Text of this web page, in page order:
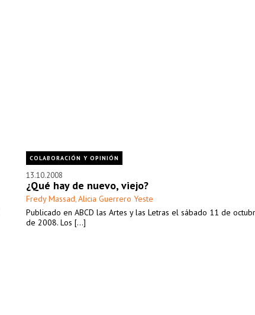
COLABORACIÓN Y OPINIÓN
13.10.2008
¿Qué hay de nuevo, viejo?
Fredy Massad, Alicia Guerrero Yeste
Publicado en ABCD las Artes y las Letras el sábado 11 de
de 2008. Los [...]